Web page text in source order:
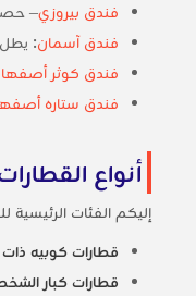
فندق بيروزي–
فندق آسمان: يطل
فندق كوثر
فندق ستاره
أنواع
إليكم الفئات
قطارات كوبيه ذات 4 أرصفة
قطارات كبار